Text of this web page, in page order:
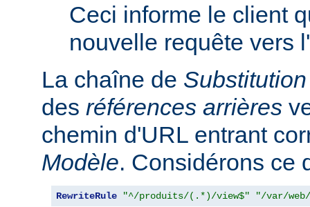
Ceci informe le client
nouvelle requête vers
La chaîne de Substitution
des références arrières
chemin d'URL entrant
Modèle. Considérons ce
RewriteRule "^/produits/(.*)/view$" "/var/